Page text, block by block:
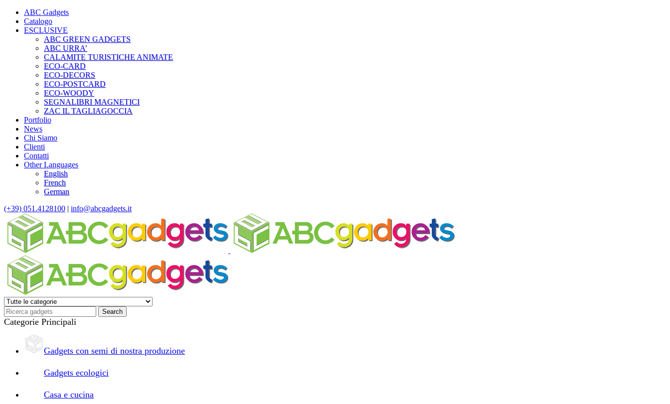
ABC Gadgets
Catalogo
ESCLUSIVE
ABC GREEN GADGETS
ABC URRA’
CALAMITE TURISTICHE ANIMATE
ECO-CARD
ECO-DECORS
ECO-POSTCARD
ECO-WOODY
SEGNALIBRI MAGNETICI
ZAC IL TAGLIAGOCCIA
Portfolio
News
Chi Siamo
Clienti
Contatti
Other Languages
English
French
German
(+39) 051.4128100 | info@abcgadgets.it
Categorie Principali
Gadgets con semi di nostra produzione
Gadgets ecologici
Casa e cucina